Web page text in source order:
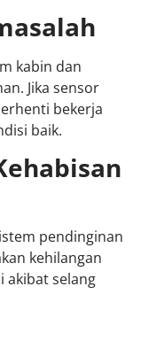
kabin dan
Jika sensor
bekerja
baik.
pendinginan
kehilangan
akibat selang